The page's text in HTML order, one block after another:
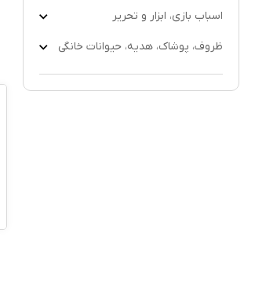
اسباب بازی، ابزار و تحریر
ظروف، پوشاک، هدیه، حیوانات خانگی